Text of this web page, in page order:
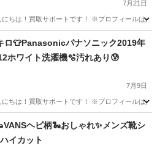
7月21日
ちは！買取サポートです！ ※プロフィールは
キッチン家電 SHARP
ロ👕Panasonicパナソニック2019年
ホワイト洗濯機🫧汚れあり😰
7月9日
ちは！買取サポートです！ ※プロフィールは
Panasonic
ヘビ柄🐍おしゃれ✨メンズ靴シ
イカット